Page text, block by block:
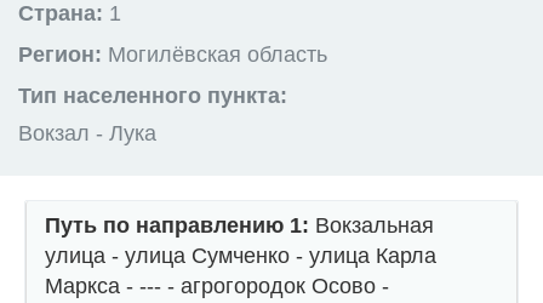
Страна: 1
Регион: Могилёвская область
Тип населенного пункта:
Вокзал - Лука
Путь по направлению 1: Вокзальная
улица - улица Сумченко - улица Карла
Маркса - --- - агрогородок Осово -